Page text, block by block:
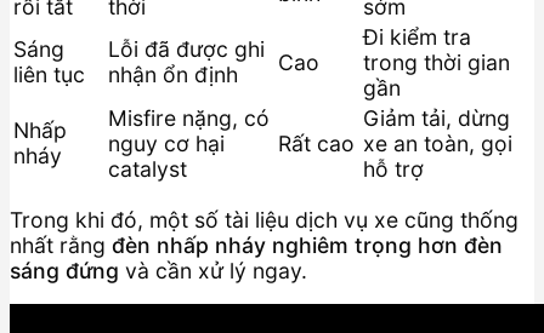
rồi tắt
thời
sớm
Sáng
liên tục
Lỗi đã được ghi
nhận ổn định
Cao
Đi kiểm tra
trong thời gian
gần
Nhấp
nháy
Misfire nặng, có
nguy cơ hại
catalyst
Rất cao
Giảm tải, dừng
xe an toàn, gọi
hỗ trợ
Trong khi đó, một số tài liệu dịch vụ xe cũng thống
nhất rằng đèn nhấp nháy nghiêm trọng hơn đèn
sáng đứng và cần xử lý ngay.